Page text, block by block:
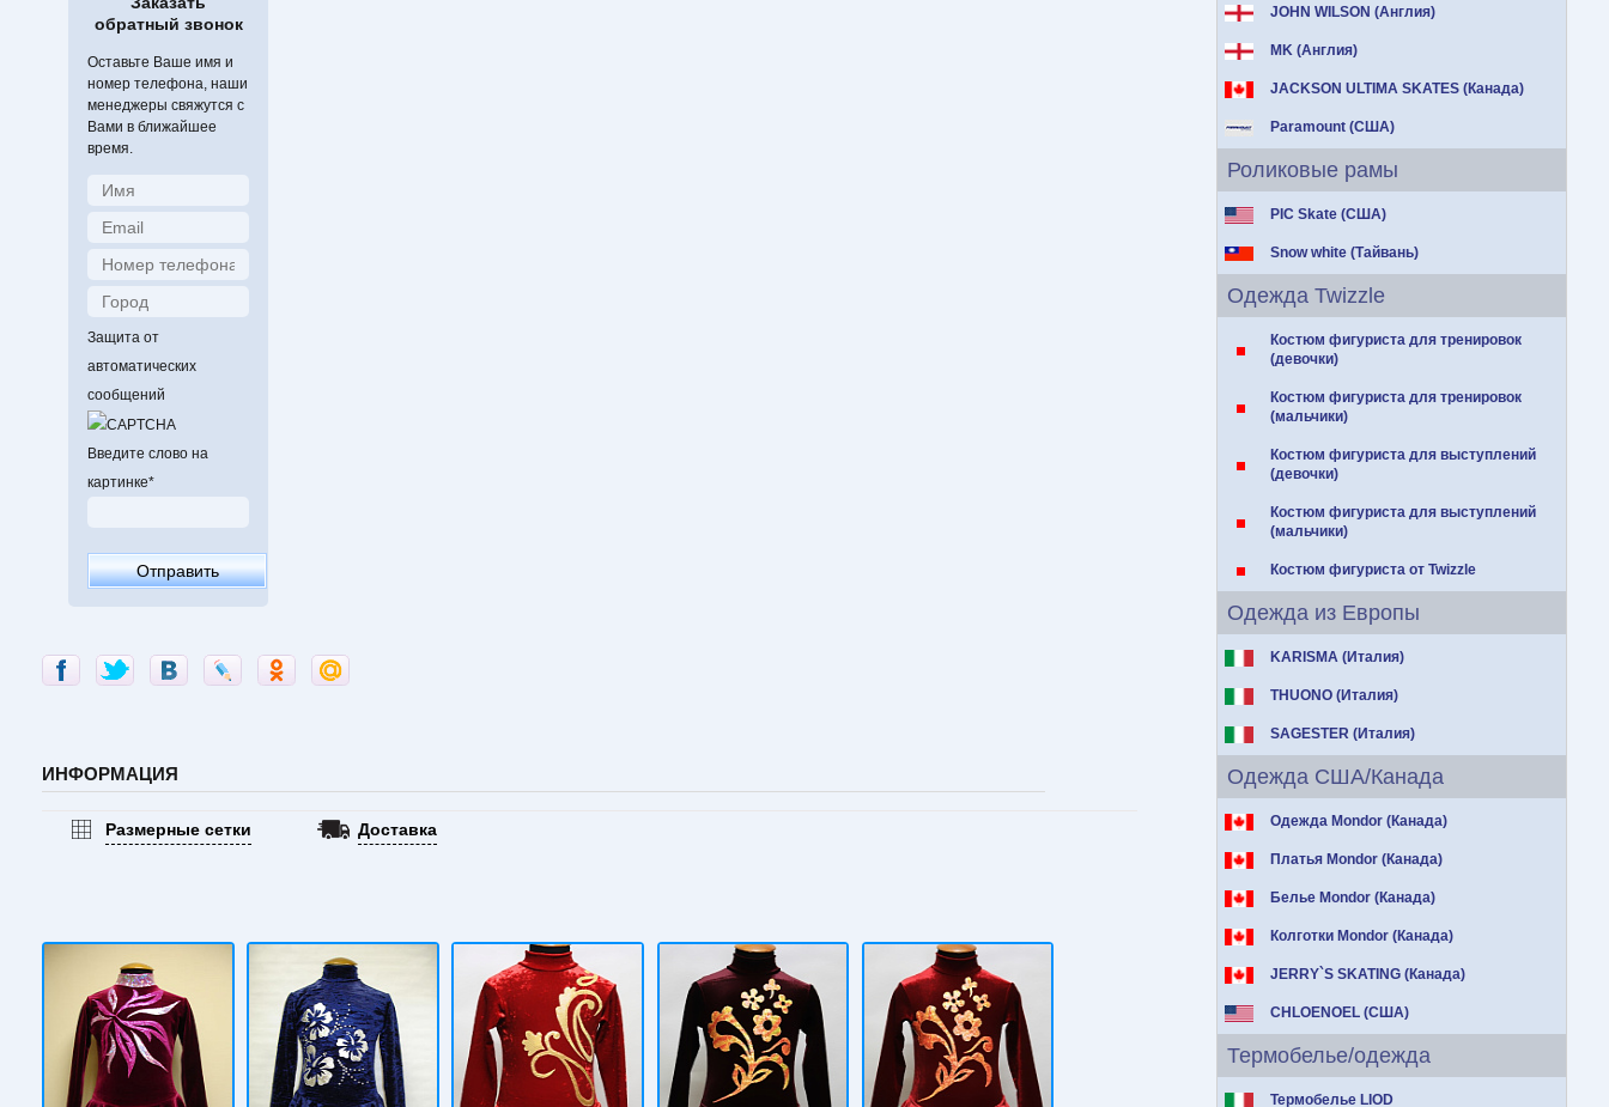
JOHN WILSON (Англия)
MK (Англия)
JACKSON ULTIMA SKATES (Канада)
Paramount (США)
Роликовые рамы
PIC Skate (США)
Snow white (Тайвань)
Одежда Twizzle
Костюм фигуриста для тренировок
(девочки)
Костюм фигуриста для тренировок
(мальчики)
Костюм фигуриста для выступлений
(девочки)
Костюм фигуриста для выступлений
(мальчики)
Костюм фигуриста от Twizzle
Одежда из Европы
KARISMA (Италия)
THUONO (Италия)
SAGESTER (Италия)
Одежда США/Канада
Одежда Mondor (Канада)
Платья Mondor (Канада)
Белье Mondor (Канада)
Колготки Mondor (Канада)
JERRY`S SKATING (Канада)
CHLOENOEL (США)
Термобелье/одежда
Термобелье LIOD
обратный звонок
Оставьте Ваше имя и
номер телефона, наши
менеджеры свяжутся с
Вами в ближайшее
время.
Защита от
автоматических
сообщений
Введите слово на
картинке*
ИНФОРМАЦИЯ
Размерные сетки Доставка